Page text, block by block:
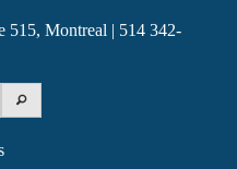
515, Montreal | 514 342-